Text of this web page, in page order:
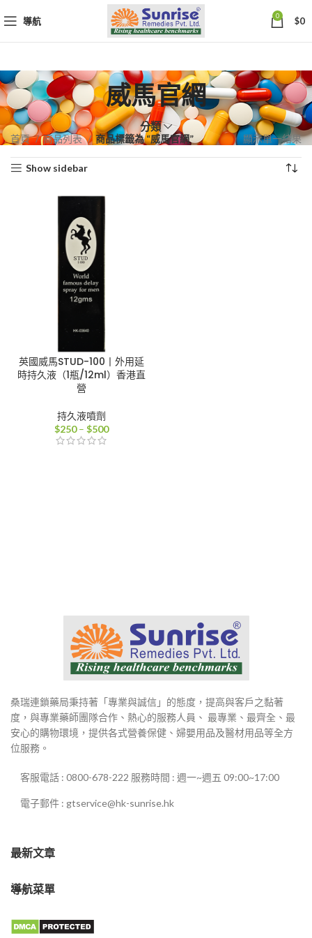
導航 0 $0
威馬官網
分類
首頁 商品列表 商品標籤為 “威馬官網” 顯示單一結果
Show sidebar
英國威馬STUD-100丨外用延
時持久液（1瓶/12ml）香港直
營
持久液噴劑
$250 – $500價
桑瑞連鎖藥局秉持著「專業與誠信」的態度，提高與客戶之黏著
度，與專業藥師團隊合作、熱心的服務人員、 最專業、最齊全、最
安心的購物環境，提供各式營養保健、婦嬰用品及醫材用品等全方
位服務。
客服電話 : 0800-678-222 服務時間 : 週一~週五 09:00~17:00
電子郵件 : gtservice@hk-sunrise.hk
最新文章
導航菜單